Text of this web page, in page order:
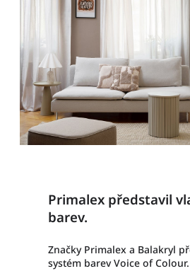
Primalex představil
barev.
Značky Primalex a Balakryl
systém barev Voice of Colour.